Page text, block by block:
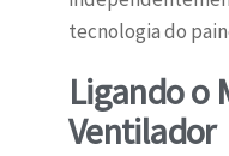
tecnologia do
Ligando o
Ventilador